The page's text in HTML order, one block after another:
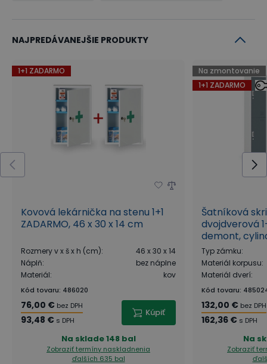
NAJPREDÁVANEJŠIE PRODUKTY
1+1 ZADARMO
Kovová lekárnička na stenu 1+1
ZADARMO, 46 x 30 x 14 cm
Rozmery v x š x h (cm):
46 x 30 x 14
Náplň:
bez náplne
Materiál: kov
Kód tovaru: 486020
76,00 € bez DPH
93,48 € s DPH
Kúpiť
Na sklade148 bal
Zobraziť termíny naskladnenia
ďalších 635 bal
Na zmontovanie
1+1 ZADARMO
Šatníková
dvojdverová
demont,
sivá/
Typ zámku:
Materiál korpusu:
Materiál dverí:
Kód tovaru:
132,00 € bez DPH
162,36 € s DPH
Na
Zobraziť